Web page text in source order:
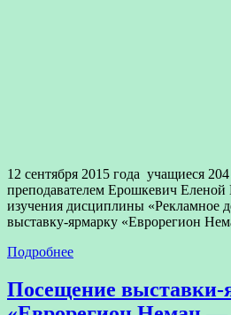
12 сентября 2015 года учащиеся
преподавателем Ерошкевич
изучения дисциплины «Рекламное
выставку-ярмарку «Еврорегион
Подробнее
Посещение выставки-